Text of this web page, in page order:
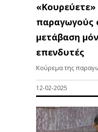
«Κουρεύετε»
παραγωγούς
μετάβαση
επενδυτές
Κούρεμα της
12-02-2025